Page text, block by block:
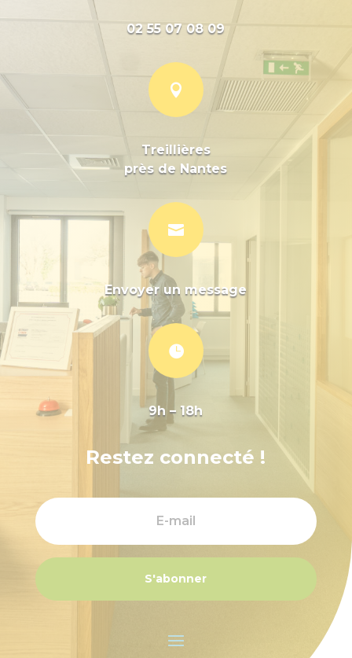
02 55 07 08 09

Treillières
près de Nantes

Envoyer un message

9h – 18h
Restez connecté !
S'abonner